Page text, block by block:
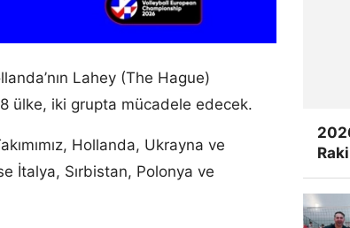
Lahey (The Hague)
ülke, iki grupta mücadele edecek.
Hollanda, Ukrayna ve
İtalya, Sırbistan, Polonya ve